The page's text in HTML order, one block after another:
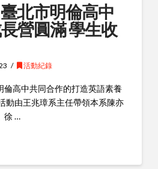
北市明倫高中
營圓滿 學生收
活動紀錄
倫高中共同合作的打造英語素養
動由王兆璋系主任帶領本系陳亦
徐 …